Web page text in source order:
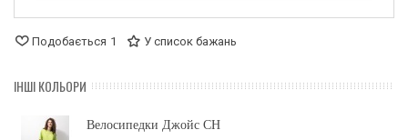
Подобається 1 У список бажань
ІНШІ КОЛЬОРИ
Велосипедки Джойс CH